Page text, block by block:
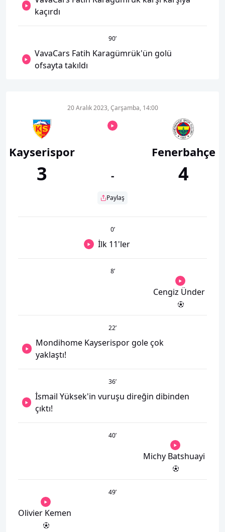
kaçırdı
90’
VavaCars Fatih Karagümrük'ün golü
ofsayta takıldı
Kayserispor
3
20 Aralık 2023, Çarşamba, 14:00
-
Paylaş
Fenerbahçe
4
0’
İlk 11'ler
8’
Cengiz Ünder
22’
Mondihome Kayserispor gole çok
yaklaştı!
36’
İsmail Yüksek'in vuruşu direğin dibinden
çıktı!
40’
Michy Batshuayi
49’
Olivier Kemen